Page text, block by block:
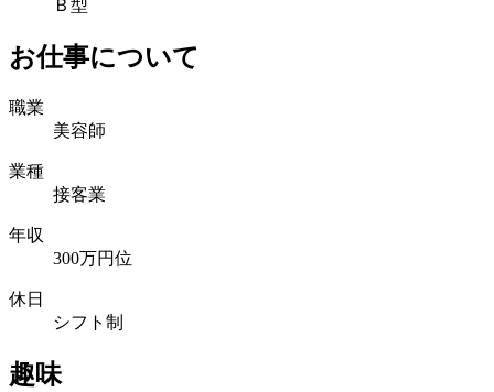
Ｂ型
お仕事について
職業
美容師
業種
接客業
年収
300万円位
休日
シフト制
趣味